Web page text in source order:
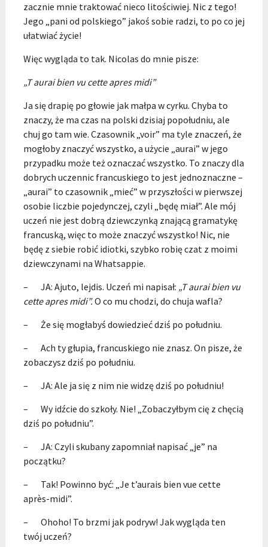
zacznie mnie traktować nieco litościwiej. Nic z tego!
Jego „pani od polskiego” jakoś sobie radzi, to po co jej
ułatwiać życie!
Więc wygląda to tak. Nicolas do mnie pisze:
„T aurai bien vu cette apres midi”
Ja się drapię po głowie jak małpa w cyrku. Chyba to
znaczy, że ma czas na polski dzisiaj popołudniu, ale
chuj go tam wie. Czasownik „voir” ma tyle znaczeń, że
mogłoby znaczyć wszystko, a użycie „aurai” w jego
przypadku może też oznaczać wszystko. To znaczy dla
dobrych uczennic francuskiego to jest jednoznaczne –
„aurai” to czasownik „mieć” w przyszłości w pierwszej
osobie liczbie pojedynczej, czyli „będę miał”. Ale mój
uczeń nie jest dobrą dziewczynką znającą gramatykę
francuską, więc to może znaczyć wszystko! Nic, nie
będę z siebie robić idiotki, szybko robię czat z moimi
dziewczynami na Whatsappie.
– JA: Ajuto, lejdis. Uczeń mi napisał: „T aurai bien vu
cette apres midi”.O co mu chodzi, do chuja wafla?
– Że się mogłabyś dowiedzieć dziś po południu.
– Ach ty głupia, francuskiego nie znasz. On pisze, że
zobaczysz dziś po południu.
– JA: Ale ja się z nim nie widzę dziś po południu!
– Wy idźcie do szkoły. Nie! „Zobaczyłbym cię z chęcią
dziś po południu”.
– JA: Czyli skubany zapomniał napisać „je” na
początku?
– Tak! Powinno być: „Je t’aurais bien vue cette
après-midi”.
– Ohoho! To brzmi jak podryw! Jak wygląda ten
twój uczeń?